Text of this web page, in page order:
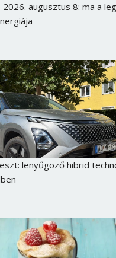
augusztus 8: ma a
lenyűgöző hibrid
felhasználónév